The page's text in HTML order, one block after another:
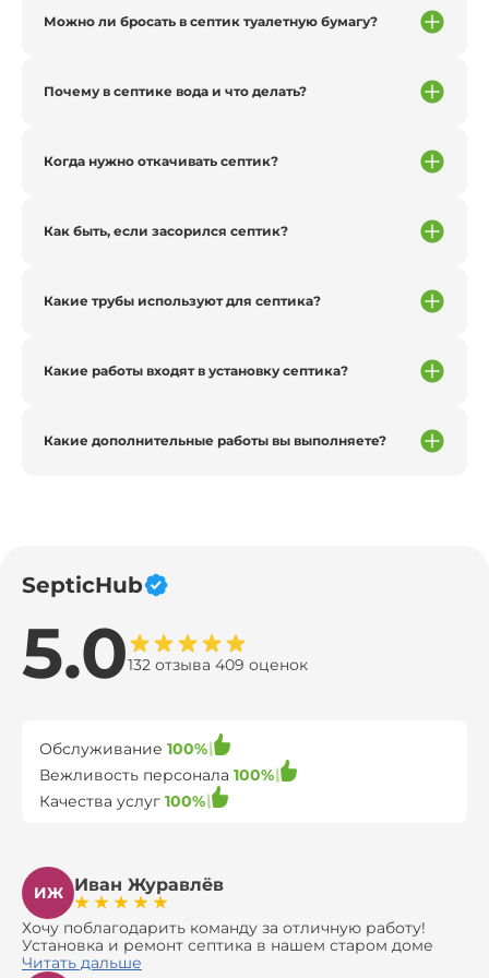
Можно ли бросать в септик туалетную бумагу?
Почему в септике вода и что делать?
Когда нужно откачивать септик?
Как быть, если засорился септик?
Какие трубы используют для септика?
Какие работы входят в установку септика?
Какие дополнительные работы вы выполняете?
SepticHub
5.0132 отзыва 409 оценок
Обслуживание 100%
Вежливость персонала 100%
Качества услуг 100%
ИЖ Иван Журавлёв
Хочу поблагодарить команду за отличную работу!
Установка и ремонт септика в нашем старом доме
оказались сложной задачей, но ребята справились на
Читать дальше